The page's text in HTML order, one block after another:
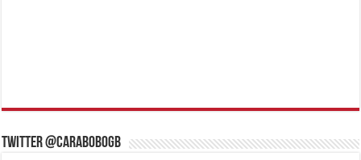
Twitter @CaraboboGB